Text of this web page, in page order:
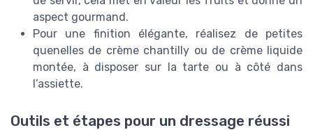
aspect gourmand.
Pour une finition élégante, réalisez de petites
quenelles de crème chantilly ou de crème liquide
montée, à disposer sur la tarte ou à côté dans
l’assiette.
Outils et étapes pour un dressage réussi